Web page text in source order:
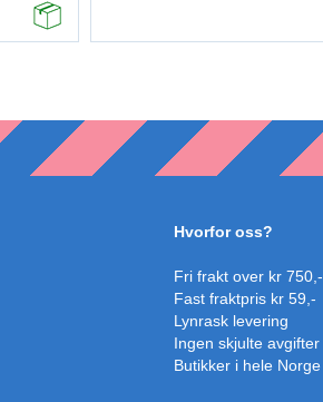
Hvorfor oss?
Fri frakt over kr 750,-
Fast fraktpris kr 59,-
Lynrask levering
Ingen skjulte avgifter
Butikker i hele Norge